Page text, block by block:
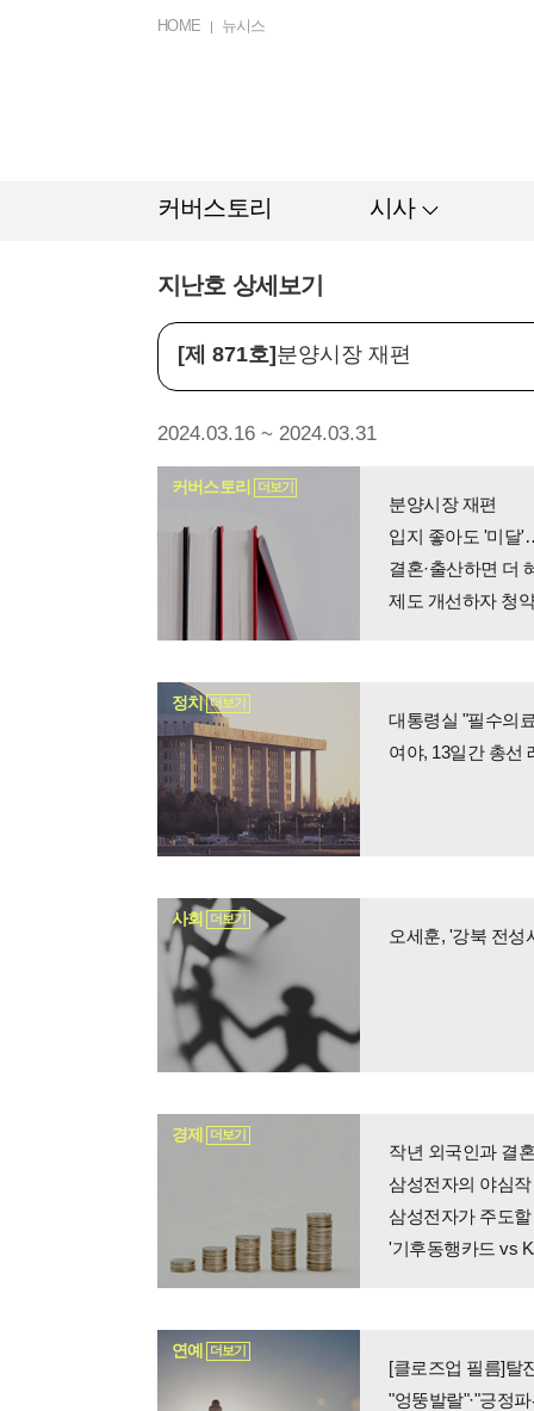
HOME 뉴시스
커버스토리 시사
지난호 상세보기
[제 871호] 분양시장 재편
2024.03.16 ~ 2024.03.31
커버스토리 더보기
분양시장 재편
입지 좋아도 '미달
결혼·출산하면 더
제도 개선하자 청
정치 더보기
여야, 13일간 총선
사회 더보기
오세훈, '강북 전
경제 더보기
작년 외국인과 결
삼성전자의 야심
삼성전자가 주도
'기후동행카드 vs
연예 더보기
[클로즈업 필름]탈
"엉뚱발랄"·"긍정